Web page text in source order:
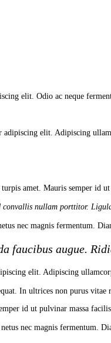
elit. Odio ac neque
elit. Adipiscing
amet. Mauris semper id
convallis nullam porttitor.
nec magnis fermentum.
faucibus augue.
elit. Adipiscing
In ultrices non purus vitae
id ut pulvinar massa
nec magnis fermentum.